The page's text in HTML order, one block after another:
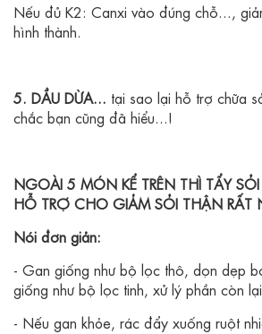
Nếu đủ K2: Canxi vào đúng chỗ...,
hình thành.
5. DẦU DỪA... tại sao lại hỗ trợ chữa
chắc bạn cũng đã hiểu...!
NGOÀI 5 MÓN KỂ TRÊN THÌ TẨY
HỖ TRỢ CHO GIẢM SỎI THẬN RẤT
Nói đơn giản:
- Gan giống như bộ lọc thô, dọn dẹp
giống như bộ lọc tinh, xử lý phần còn
- Nếu gan khỏe, rác đẩy xuống ruột